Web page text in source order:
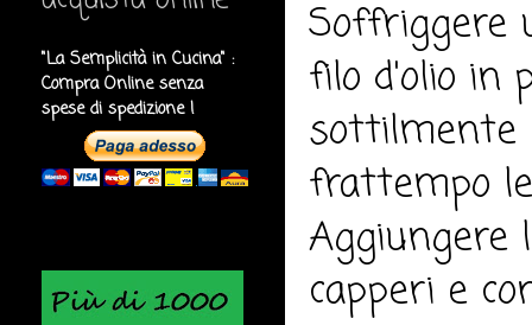
Soffriggere
filo d'olio in
sottilmente
frattempo
Aggiungere
capperi e
"La Semplicità in Cucina" :
Compra Online senza
spese di spedizione !